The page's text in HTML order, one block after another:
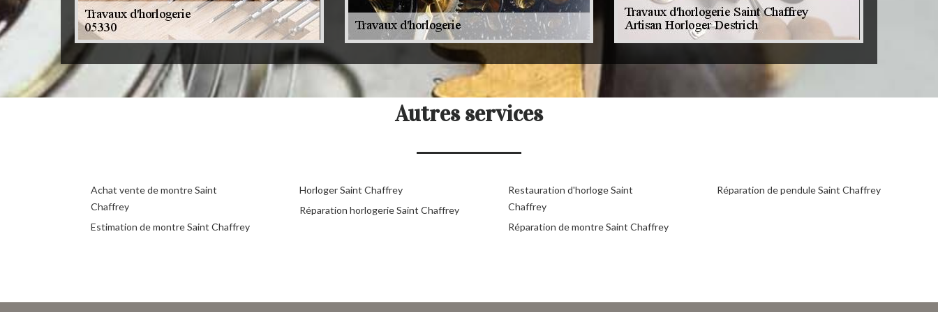
Autres services
Achat vente de montre Saint
Chaffrey
Estimation de montre Saint Chaffrey
Horloger Saint Chaffrey
Réparation horlogerie Saint Chaffrey
Restauration d'horloge Saint
Chaffrey
Réparation de montre Saint Chaffrey
Réparation de pendule Saint Chaffrey